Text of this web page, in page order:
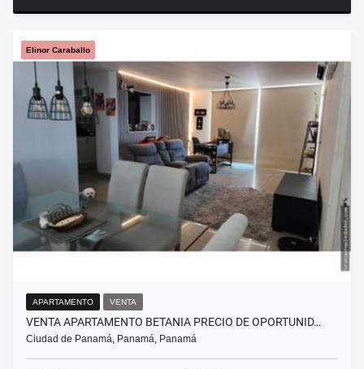
Elinor Caraballo
APARTAMENTO VENTA
VENTA APARTAMENTO BETANIA PRECIO DE OPORTUNID…
Ciudad de Panamá, Panamá, Panamá